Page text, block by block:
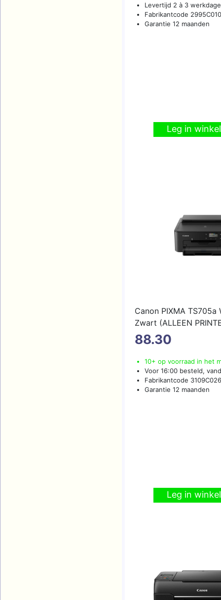
Levertijd 2 à 3
Fabrikantcode 2995C010
Garantie 12 maanden
Leg in
Canon PIXMA
Zwart (ALLEEN
88.30
10+ op voorraad in het
Voor 16:00 besteld,
Fabrikantcode 3109C026
Garantie 12 maanden
Leg in